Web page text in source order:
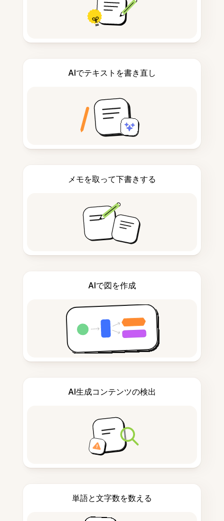
AIでテキストを書き直し
メモを取って下書きする
AIで図を作成
AI生成コンテンツの検出
単語と文字数を数える